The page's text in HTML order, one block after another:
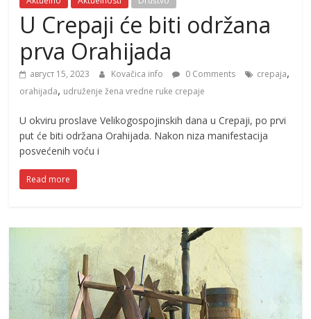
U Crepaji će biti održana
prva Orahijada
август 15, 2023 Kovačica info 0 Comments crepaja,
orahijada, udruženje žena vredne ruke crepaje
U okviru proslave Velikogospojinskih dana u Crepaji, po prvi
put će biti održana Orahijada. Nakon niza manifestacija
posvećenih voću i
Read more